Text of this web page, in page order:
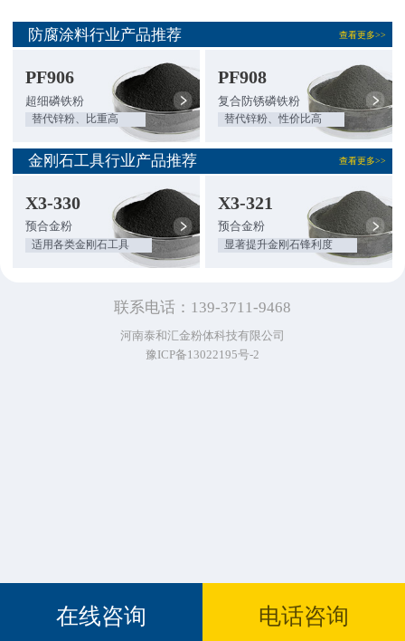
防腐涂料行业产品推荐 查看更多>>
PF906
超细磷铁粉
替代锌粉、比重高
PF908
复合防锈磷铁粉
替代锌粉、性价比高
金刚石工具行业产品推荐 查看更多>>
X3-330
预合金粉
适用各类金刚石工具
X3-321
预合金粉
显著提升金刚石锋利度
联系电话：139-3711-9468
河南泰和汇金粉体科技有限公司
豫ICP备13022195号-2
在线咨询 电话咨询